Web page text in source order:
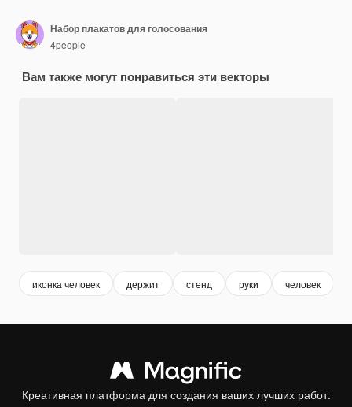
Набор плакатов для голосования
4people
Вам также могут понравиться эти векторы
иконка человек держит стенд руки человек
Креативная платформа для создания ваших лучших работ.